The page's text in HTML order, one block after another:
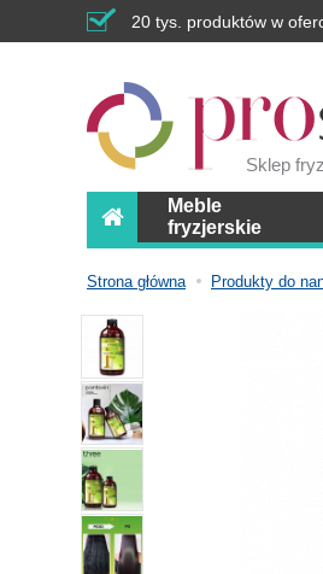
20 tys. produktów w
Sklep
Meble
fryzjerskie
Strona główna Produkty do